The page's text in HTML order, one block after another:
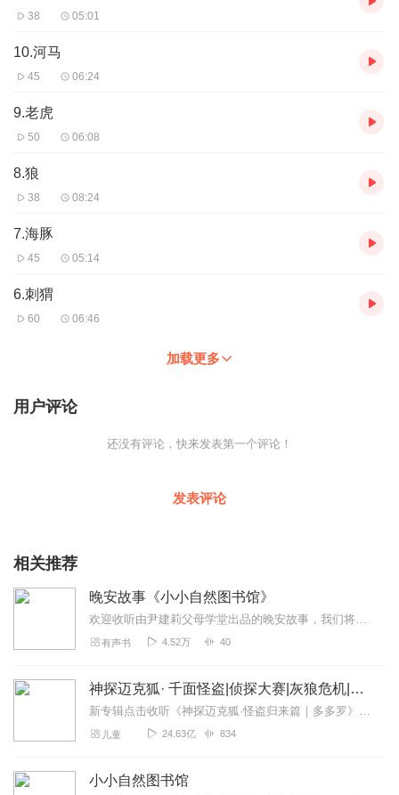
38 05:01
10.河马
45 06:24
9.老虎
50 06:08
8.狼
38 08:24
7.海豚
45 05:14
6.刺猬
60 06:46
加载更多
用户评论
还没有评论，快来发表第一个评论！
发表评论
相关推荐
晚安故事《小小自然图书馆》
欢迎收听由尹建莉父母学堂出品的晚安故事，我们将每晚为你带来一个温暖的亲情小故事。让爱的故事，伴你入睡。今天我们讲的是《小小自然图书馆》，由安徽少儿出版社出版。如...
有声书 4.52万 40
神探迈克狐· 千面怪盗|侦探大赛|灰狼危机|多多罗
新专辑点击收听《神探迈克狐·怪盗归来篇｜多多罗》！！！>>>点击进入主播橱窗购买《神探迈克狐》系列图书吧!<<<多多罗故事【点击前往】收听多多罗其他好玩有趣的故...
儿童 24.63亿 834
小小自然图书馆